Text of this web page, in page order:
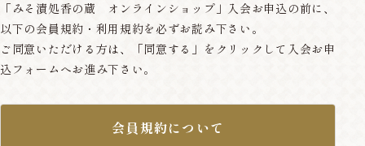
「みそ漬処香の蔵 オンラインショップ」入会お申込の前に、
以下の会員規約・利用規約を必ずお読み下さい。
ご同意いただける方は、「同意する」をクリックして入会お申
込フォームへお進み下さい。
会員規約について